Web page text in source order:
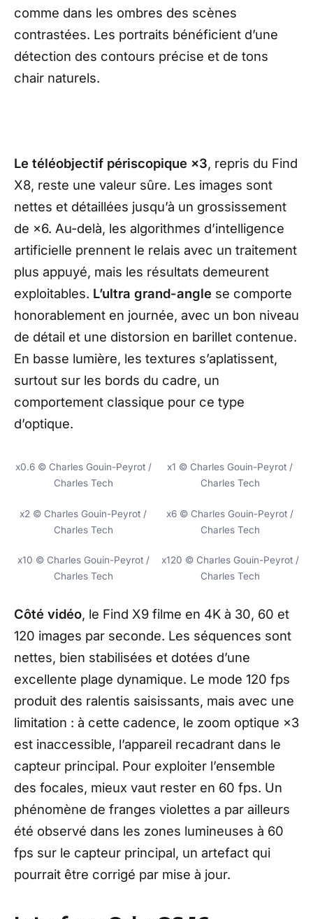
comme dans les ombres des scènes
contrastées. Les portraits bénéficient d’une
détection des contours précise et de tons
chair naturels.
Le téléobjectif périscopique ×3, repris du Find
X8, reste une valeur sûre. Les images sont
nettes et détaillées jusqu’à un grossissement
de ×6. Au-delà, les algorithmes d’intelligence
artificielle prennent le relais avec un traitement
plus appuyé, mais les résultats demeurent
exploitables. L’ultra grand-angle se comporte
honorablement en journée, avec un bon niveau
de détail et une distorsion en barillet contenue.
En basse lumière, les textures s’aplatissent,
surtout sur les bords du cadre, un
comportement classique pour ce type
d’optique.
x0.6 © Charles Gouin-Peyrot /
Charles Tech
x1 © Charles Gouin-Peyrot /
Charles Tech
x2 © Charles Gouin-Peyrot /
Charles Tech
x6 © Charles Gouin-Peyrot /
Charles Tech
x10 © Charles Gouin-Peyrot /
Charles Tech
x120 © Charles Gouin-Peyrot /
Charles Tech
Côté vidéo, le Find X9 filme en 4K à 30, 60 et
120 images par seconde. Les séquences sont
nettes, bien stabilisées et dotées d’une
excellente plage dynamique. Le mode 120 fps
produit des ralentis saisissants, mais avec une
limitation : à cette cadence, le zoom optique ×3
est inaccessible, l’appareil recadrant dans le
capteur principal. Pour exploiter l’ensemble
des focales, mieux vaut rester en 60 fps. Un
phénomène de franges violettes a par ailleurs
été observé dans les zones lumineuses à 60
fps sur le capteur principal, un artefact qui
pourrait être corrigé par mise à jour.